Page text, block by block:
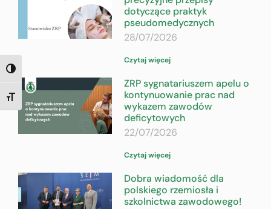
TOGGLE HIGH CONTRAST
TOGGLE FONT SIZE
dotyczące praktyk
pseudomedycznych
28/07/2026
Czytaj więcej
ZRP sygnatariuszem apelu o
kontynuowanie prac nad
wykazem zawodów
deficytowych
22/07/2026
Czytaj więcej
Dobra wiadomość dla
polskiego rzemiosła i
szkolnictwa zawodowego!